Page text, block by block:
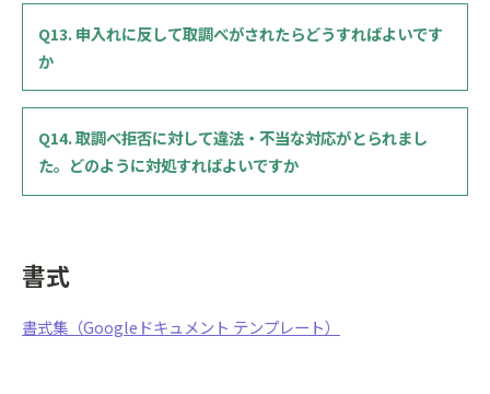
Q13. 申入れに反して取調べがされたらどうすればよいです
か
Q14. 取調べ拒否に対して違法・不当な対応がとられまし
た。どのように対処すればよいですか
書式
書式集（Googleドキュメント テンプレート）